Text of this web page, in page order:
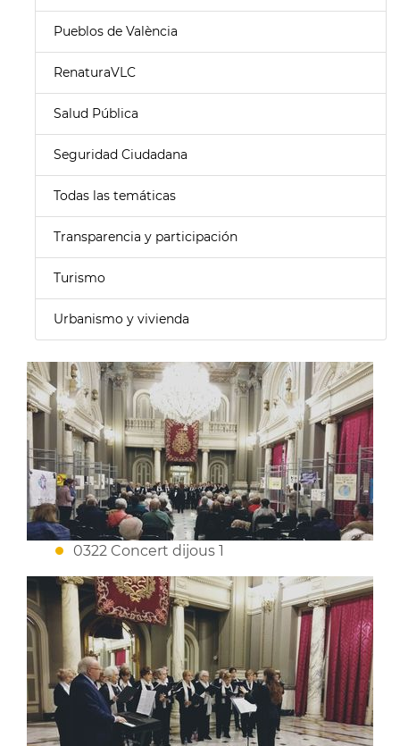
Pueblos de València
RenaturaVLC
Salud Pública
Seguridad Ciudadana
Todas las temáticas
Transparencia y participación
Turismo
Urbanismo y vivienda
0322 Concert dijous 1